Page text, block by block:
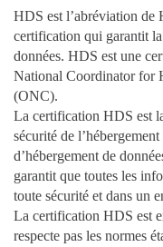
HDS est l’abréviation de
certification qui garantit
données. HDS est une
National Coordinator for
(ONC).
La certification HDS est
sécurité de
d’hébergement de
garantit que toutes les
toute sécurité et dans un
La certification HDS est
respecte pas les normes